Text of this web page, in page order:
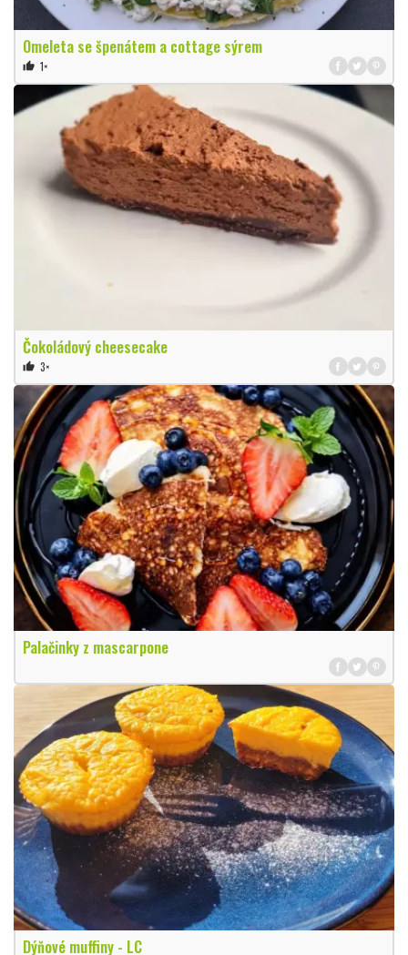
Omeleta se špenátem a cottage sýrem
thumb_up 1×
Čokoládový cheesecake
thumb_up 3×
Palačinky z mascarpone
Dýňové muffiny - LC